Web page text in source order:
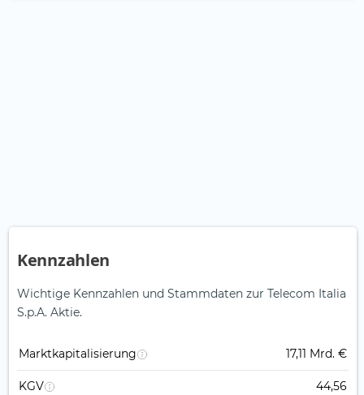
Kennzahlen
Wichtige Kennzahlen und Stammdaten zur Telecom Italia
S.p.A. Aktie.
Marktkapitalisierung 17,11 Mrd. €
KGV 44,56